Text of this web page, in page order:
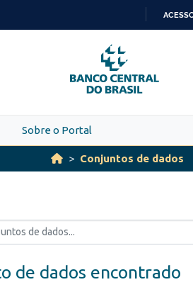
PARA
O
CONTEÚDO
Sobre o Portal
Conjuntos de dados
de dados encontrado